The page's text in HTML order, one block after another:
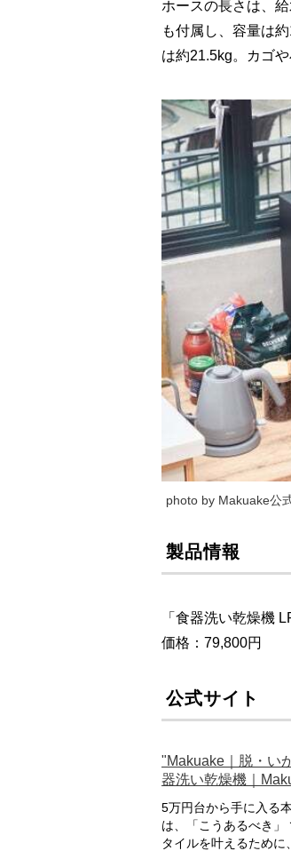
ホースの長さは、
も付属し、容量は
は約21.5kg。カゴ
photo by Makuake公
製品情報
「食器洗い乾燥機
価格：79,800円
公式サイト
"Makuake｜脱・い
器洗い乾燥機｜
5万円台から手に入る
は、「こうあるべき
タイルを叶えるため